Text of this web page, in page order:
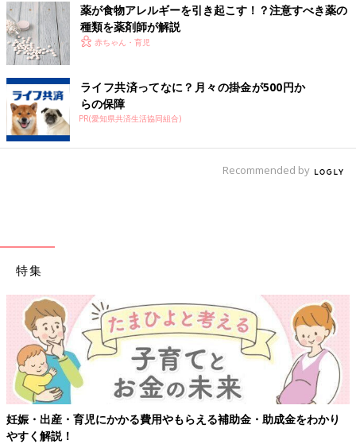
薬が食物アレルギーを引き起こす！？注意すべき薬の
種類を薬剤師が解説
赤ちゃん・育児
ライフ共済ってなに？月々の掛金が500円か
らの保障
PR(愛知県共済生活協同組合)
Recommended by
特集
妊娠・出産・育児にかかる費用やもらえる補助金・助成金をわかり
やすく解説！